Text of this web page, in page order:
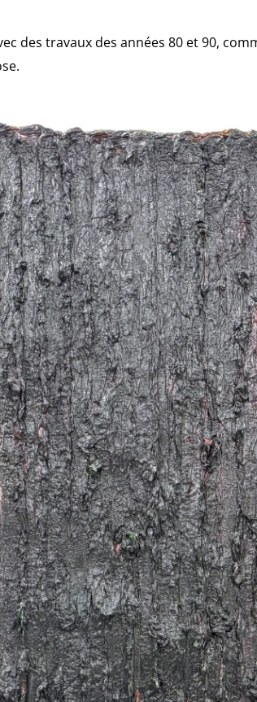
des travaux des années 80 et 90,